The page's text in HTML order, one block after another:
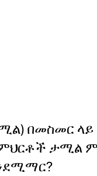
በመስመር ላይ
ታሚል